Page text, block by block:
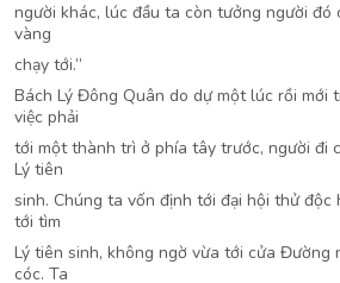
người khác, lúc đầu ta còn tưởng người đó
vàng
chạy tới.”
Bách Lý Đông Quân do dự một lúc rồi mới
việc phải
tới một thành trì ở phía tây trước, người đi
Lý tiên
sinh. Chúng ta vốn định tới đại hội thử độc
tới tìm
Lý tiên sinh, không ngờ vừa tới cửa Đường
cóc. Ta